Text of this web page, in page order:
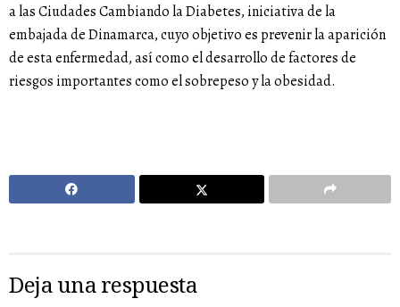
a las Ciudades Cambiando la Diabetes, iniciativa de la
embajada de Dinamarca, cuyo objetivo es prevenir la aparición
de esta enfermedad, así como el desarrollo de factores de
riesgos importantes como el sobrepeso y la obesidad.
Deja una respuesta